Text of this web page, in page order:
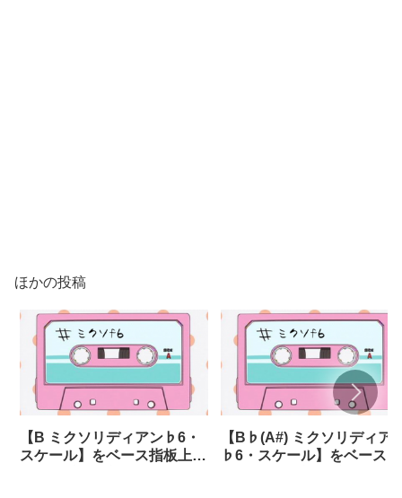
ほかの投稿
【B ミクソリディアン♭6・
スケール】をベース指板上
【B♭(A#) ミクソリディア
♭6・スケール】をベース指